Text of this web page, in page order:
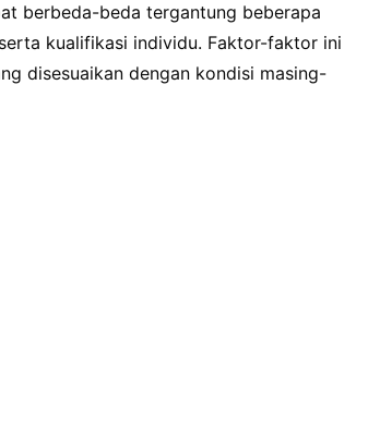
berbeda-beda tergantung beberapa
kualifikasi individu. Faktor-faktor ini
disesuaikan dengan kondisi masing-